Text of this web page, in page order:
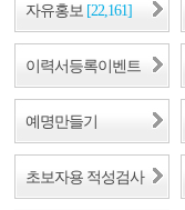
자유홍보 [22,161]
이력서등록이벤트
예명만들기
초보자용 적성검사